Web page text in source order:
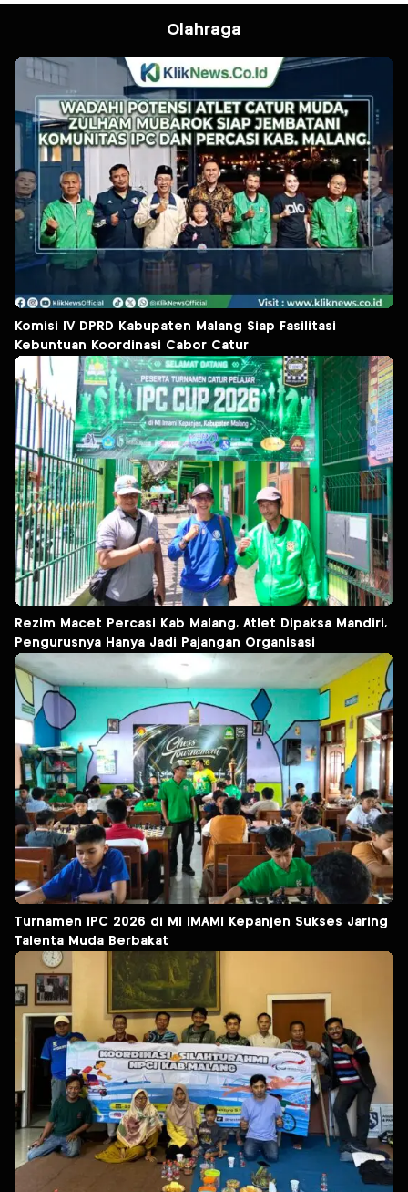
Olahraga
Komisi IV DPRD Kabupaten Malang Siap Fasilitasi
Kebuntuan Koordinasi Cabor Catur
Rezim Macet Percasi Kab Malang, Atlet Dipaksa Mandiri,
Pengurusnya Hanya Jadi Pajangan Organisasi
Turnamen IPC 2026 di MI IMAMI Kepanjen Sukses Jaring
Talenta Muda Berbakat